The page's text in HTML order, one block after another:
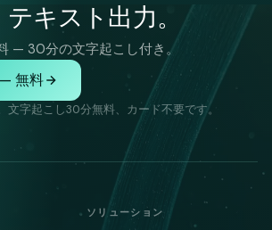
キスト出力。
— 30分の文字起こし付き。
無料
字起こし30分無料、カード不要です。
ソリューション